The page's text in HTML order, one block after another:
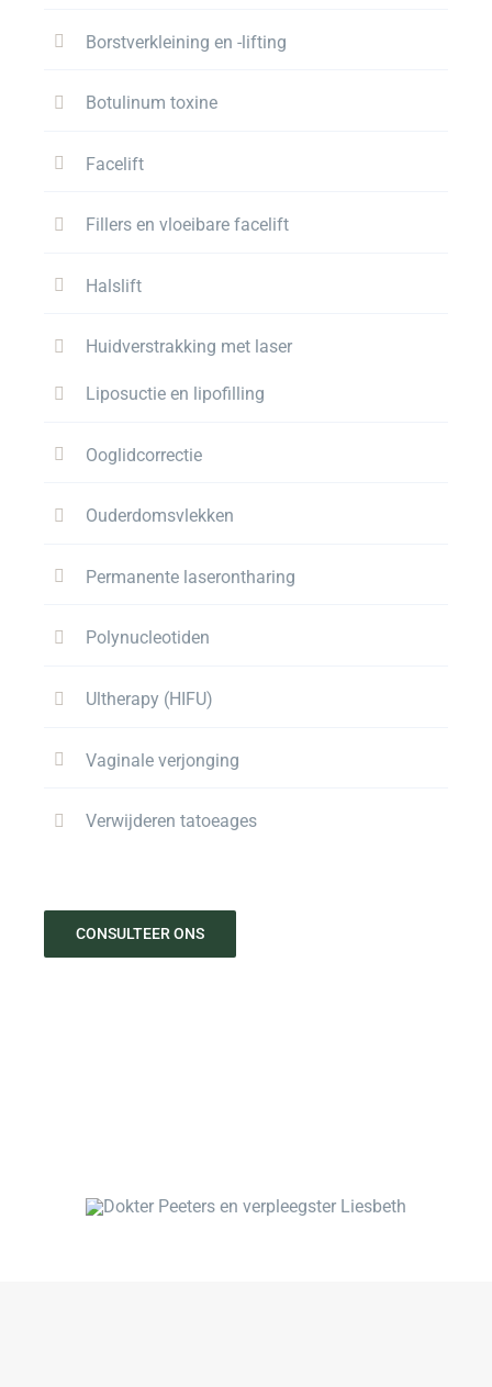
Borstverkleining en -lifting
Botulinum toxine
Facelift
Fillers en vloeibare facelift
Halslift
Huidverstrakking met laser
Liposuctie en lipofilling
Ooglidcorrectie
Ouderdomsvlekken
Permanente laserontharing
Polynucleotiden
Ultherapy (HIFU)
Vaginale verjonging
Verwijderen tatoeages
CONSULTEER ONS